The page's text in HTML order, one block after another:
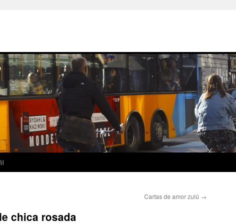
Cartas de amor zulú →
chica rosada